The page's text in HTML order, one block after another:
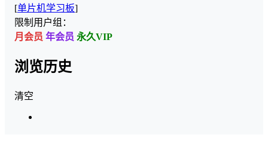
[单片机学习板]
限制用户组：
月会员 年会员 永久VIP
浏览历史
清空